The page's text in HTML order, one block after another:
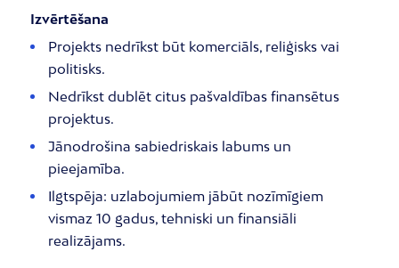
Izvērtēšana
Projekts nedrīkst būt komerciāls, reliģisks vai
politisks.
Nedrīkst dublēt citus pašvaldības finansētus
projektus.
Jānodrošina sabiedriskais labums un
pieejamība.
Ilgtspēja: uzlabojumiem jābūt nozīmīgiem
vismaz 10 gadus, tehniski un finansiāli
realizājams.